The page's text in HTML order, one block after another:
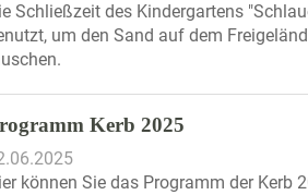
Schließzeit des Kindergartens
um den Sand auf dem
Kerb 2025
können Sie das Programm der Kerb